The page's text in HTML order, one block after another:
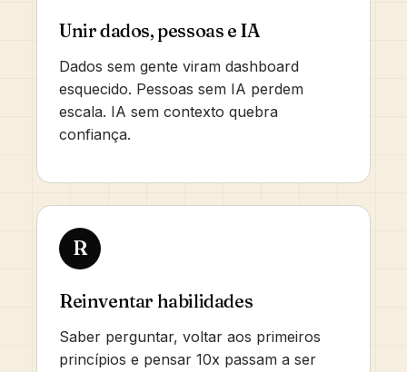
Unir dados, pessoas e IA
Dados sem gente viram dashboard
esquecido. Pessoas sem IA perdem
escala. IA sem contexto quebra
confiança.
R
Reinventar habilidades
Saber perguntar, voltar aos primeiros
princípios e pensar 10x passam a ser